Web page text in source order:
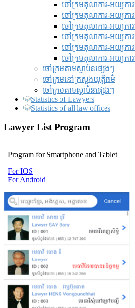
ចៅក្រមតុលាការ-អយ្យការ
ចៅក្រមតុលាការ-អយ្យការ
ចៅក្រមតុលាការ-អយ្យការ
ចៅក្រមតុលាការ-អយ្យការ
ចៅក្រមតុលាការ-អយ្យកា
ចៅក្រមតុលាការ-អយ្យការ
ចៅក្រមតាមស្ថាប័នផ្សេងៗ
ចៅក្រមនៅក្រសួងយុត្តិធម៌
ចៅក្រមតាមស្ថាប័នផ្សេងៗ
Statistics of Lawyers
Statistics of all law offices
Lawyer List Program
Program for Smartphone and Tablet
For IOS
For Android